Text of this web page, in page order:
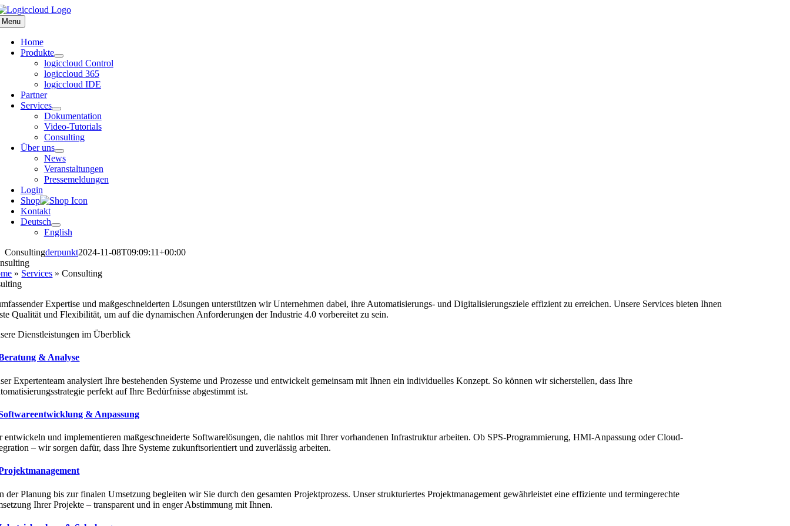
Zum
Inhalt
springen
Menu
Home
Produkte
logiccloud Control
logiccloud 365
logiccloud IDE
Partner
Services
Dokumentation
Video-Tutorials
Consulting
Über uns
News
Veranstaltungen
Pressemeldungen
Login
Shop
Kontakt
Deutsch
English
Consultingderpunkt2024-11-08T09:09:11+00:00
» Services »Consulting
Expertise und maßgeschneiderten Lösungen unterstützen wir Unternehmen dabei, ihre Automatisierungs- und Digitalisierungsziele effizient zu erreichen. Unsere Services bieten Ihnen
Qualität und Flexibilität, um auf die dynamischen Anforderungen der Industrie 4.0 vorbereitet zu sein.
Dienstleistungen im Überblick
& Analyse
Expertenteam analysiert Ihre bestehenden Systeme und Prozesse und entwickelt gemeinsam mit Ihnen ein individuelles Konzept. So können wir sicherstellen, dass Ihre
perfekt auf Ihre Bedürfnisse abgestimmt ist.
& Anpassung
entwickeln und implementieren maßgeschneiderte Softwarelösungen, die nahtlos mit Ihrer vorhandenen Infrastruktur arbeiten. Ob SPS-Programmierung, HMI-Anpassung oder Cloud-
– wir sorgen dafür, dass Ihre Systeme zukunftsorientiert und zuverlässig arbeiten.
der Planung bis zur finalen Umsetzung begleiten wir Sie durch den gesamten Projektprozess. Unser strukturiertes Projektmanagement gewährleistet eine effiziente und termingerechte
Ihrer Projekte – transparent und in enger Abstimmung mit Ihnen.